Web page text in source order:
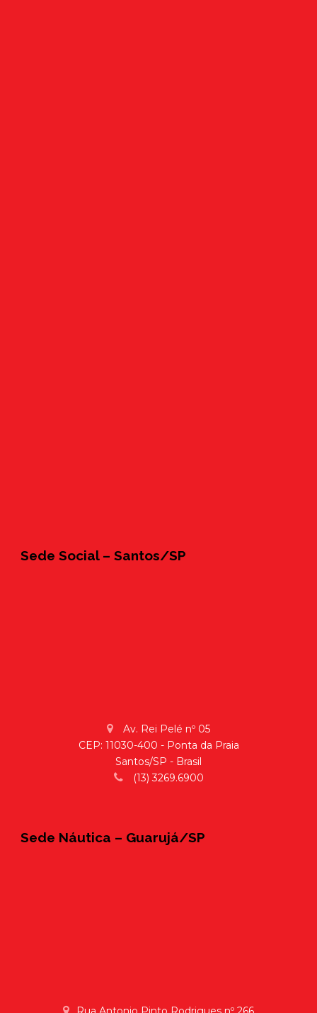
Sede Social – Santos/SP
Av. Rei Pelé nº 05
CEP: 11030-400 - Ponta da Praia
Santos/SP - Brasil
(13) 3269.6900
Sede Náutica – Guarujá/SP